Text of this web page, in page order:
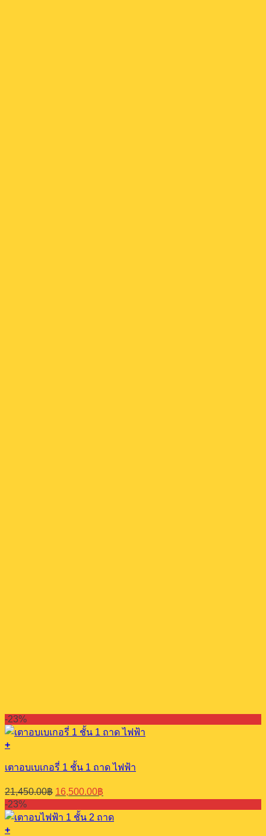
-23%
+
เตาอบเบเกอรี่ 1 ชั้น 1 ถาด ไฟฟ้า
21,450.00฿ Original
price
was:
21,450.00฿.
16,500.00฿
price
is:
16,500.00฿.
-23%
+